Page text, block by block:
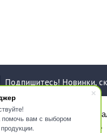
помочь вам с выбором
Подпишитесь! Новинки,
файлы cookie, для
сервиса Яндекс.Метрика.